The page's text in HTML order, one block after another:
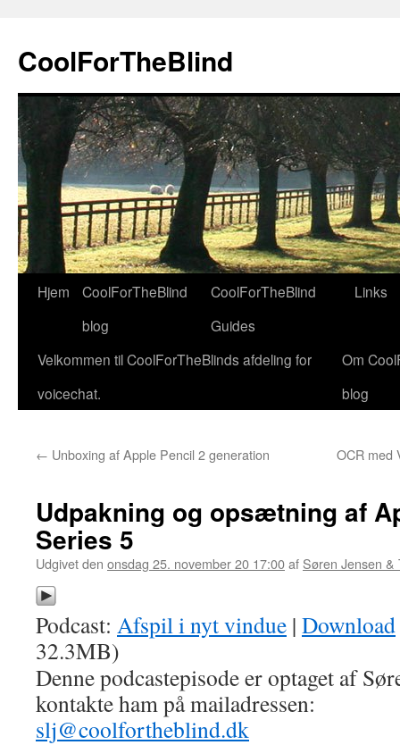
indhold
CoolForTheBlind
Hjem
CoolForTheBlind
blog
CoolForTheBlind
Guides
Links
Velkommen til CoolForTheBlinds afdeling for
voicechat.
Om
blog
← Unboxing af Apple Pencil 2 generation OCR med
Udpakning og opsætning af
Series 5
Udgivet den onsdag 25. november 20 17:00af Søren Jensen &
Podcast: Afspil i nyt vindue | Download
32.3MB)
Denne podcastepisode er optaget af
kontakte ham på mailadressen:
slj@coolfortheblind.dk